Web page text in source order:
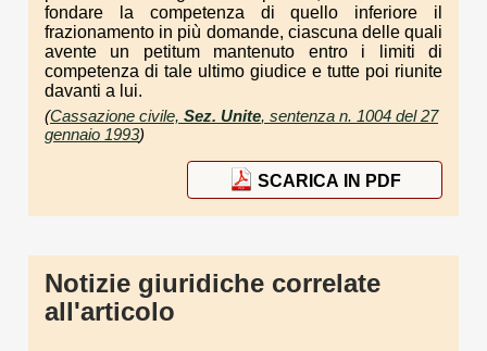
fondare la competenza di quello inferiore il
frazionamento in più domande, ciascuna delle quali
avente un petitum mantenuto entro i limiti di
competenza di tale ultimo giudice e tutte poi riunite
davanti a lui.
(Cassazione civile, Sez. Unite, sentenza n. 1004 del 27
gennaio 1993)
SCARICA IN PDF
Notizie giuridiche correlate
all'articolo